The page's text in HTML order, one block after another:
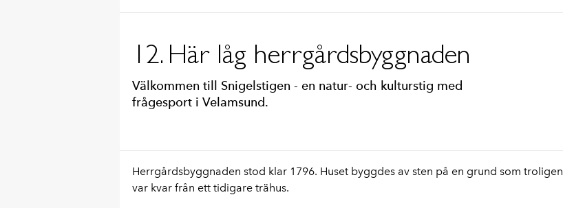
12. Här låg herrgårdsbyggnaden
Välkommen till Snigelstigen - en natur- och kulturstig med
frågesport i Velamsund.
Herrgårdsbyggnaden stod klar 1796. Huset byggdes av sten på en grund som troligen
var kvar från ett tidigare trähus.